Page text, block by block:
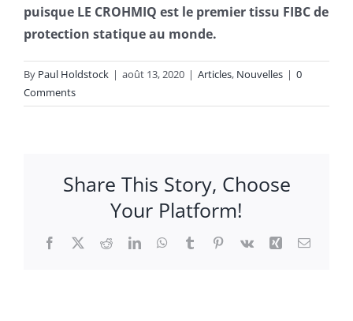
puisque LE CROHMIQ est le premier tissu FIBC de
protection statique au monde.
By Paul Holdstock | août 13, 2020 | Articles, Nouvelles | 0
Comments
Share This Story, Choose
Your Platform!
Facebook
X RedditLinkedInWhatsApp
TumblrPinterest
Vk Xing Email